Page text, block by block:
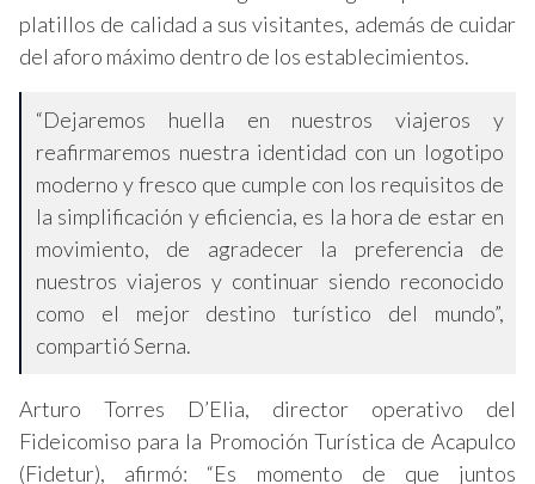
platillos de calidad a sus visitantes, además de cuidar
del aforo máximo dentro de los establecimientos.
“Dejaremos huella en nuestros viajeros y
reafirmaremos nuestra identidad con un logotipo
moderno y fresco que cumple con los requisitos de
la simplificación y eficiencia, es la hora de estar en
movimiento, de agradecer la preferencia de
nuestros viajeros y continuar siendo reconocido
como el mejor destino turístico del mundo”,
compartió Serna.
Arturo Torres D’Elia, director operativo del
Fideicomiso para la Promoción Turística de Acapulco
(Fidetur), afirmó: “Es momento de que juntos